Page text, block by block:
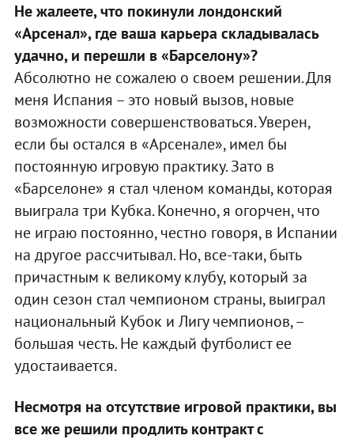
Не жалеете, что покинули лондонский
«Арсенал», где ваша карьера складывалась
удачно, и перешли в «Барселону»?
Абсолютно не сожалею о своем решении. Для
меня Испания – это новый вызов, новые
возможности совершенствоваться. Уверен,
если бы остался в «Арсенале», имел бы
постоянную игровую практику. Зато в
«Барселоне» я стал членом команды, которая
выиграла три Кубка. Конечно, я огорчен, что
не играю постоянно, честно говоря, в Испании
на другое рассчитывал. Но, все-таки, быть
причастным к великому клубу, который за
один сезон стал чемпионом страны, выиграл
национальный Кубок и Лигу чемпионов, –
большая честь. Не каждый футболист ее
удостаивается.
Несмотря на отсутствие игровой практики, вы
все же решили продлить контракт с